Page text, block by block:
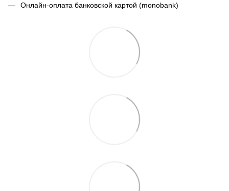
Онлайн-оплата банковской картой (monobank)